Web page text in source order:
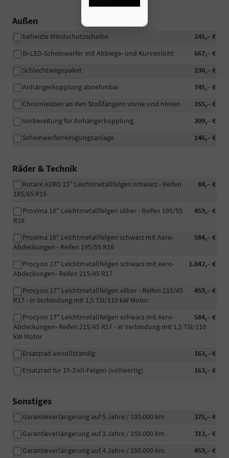
Außen
245,– €
beheizte Windschutzscheibe
667,– €
Bi-LED-Scheinwerfer mit Abbiege- und Kurvenlicht
230,– €
Schlechtwegepaket
745,– €
Anhängerkupplung abnehmbar
355,– €
Chromleisten an den Stoßfängern vorne und hinten
209,– €
Vorbereitung für Anhängerkupplung
146,– €
Scheinwerferreinigungsanlage
Räder & Technik
84,– €
Rotare AERO 15" Leichtmetallfelgen schwarz - Reifen
185/65 R15
459,– €
Proxima 16" Leichtmetallfelgen silber - Reifen 195/55
R16
584,– €
Proxima 16" Leichtmetallfelgen schwarz mit Aero-
Abdeckungen - Reifen 195/55 R16
1.042,– €
Procyon 17" Leichtmetallfelgen schwarz mit Aero-
Abdeckungen- Reifen 215/45 R17
459,– €
Procyon 17" Leichtmetallfelgen silber - Reifen 215/45
R17 - in Verbindung mit 1,5 TSI/110 kW Motor
584,– €
Procyon 17" Leichtmetallfelgen schwarz mit Aero-
Abdeckungen- Reifen 215/45 R17 - in Verbindung mit 1,5 TSI/110
kW Motor
163,– €
Ersatzrad unvollständig
163,– €
Ersatzrad für 15-Zoll-Felgen (vollwertig)
Sonstiges
375,– €
Garantieverlängerung auf 5 Jahre / 100.000 km
313,– €
Garantieverlängerung auf 3 Jahre / 150.000 km
459,– €
Garantieverlängerung auf 4 Jahre / 150.000 km